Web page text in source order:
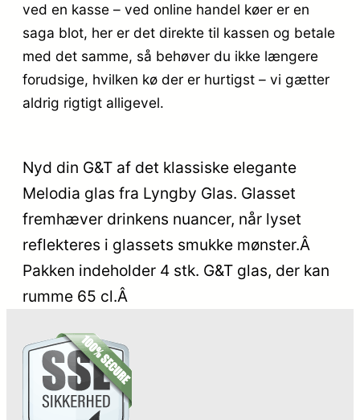
ved en kasse – ved online handel køer er en
saga blot, her er det direkte til kassen og betale
med det samme, så behøver du ikke længere
forudsige, hvilken kø der er hurtigst – vi gætter
aldrig rigtigt alligevel.
Nyd din G&T af det klassiske elegante
Melodia glas fra Lyngby Glas. Glasset
fremhæver drinkens nuancer, når lyset
reflekteres i glassets smukke mønster.Â
Pakken indeholder 4 stk. G&T glas, der kan
rumme 65 cl.Â